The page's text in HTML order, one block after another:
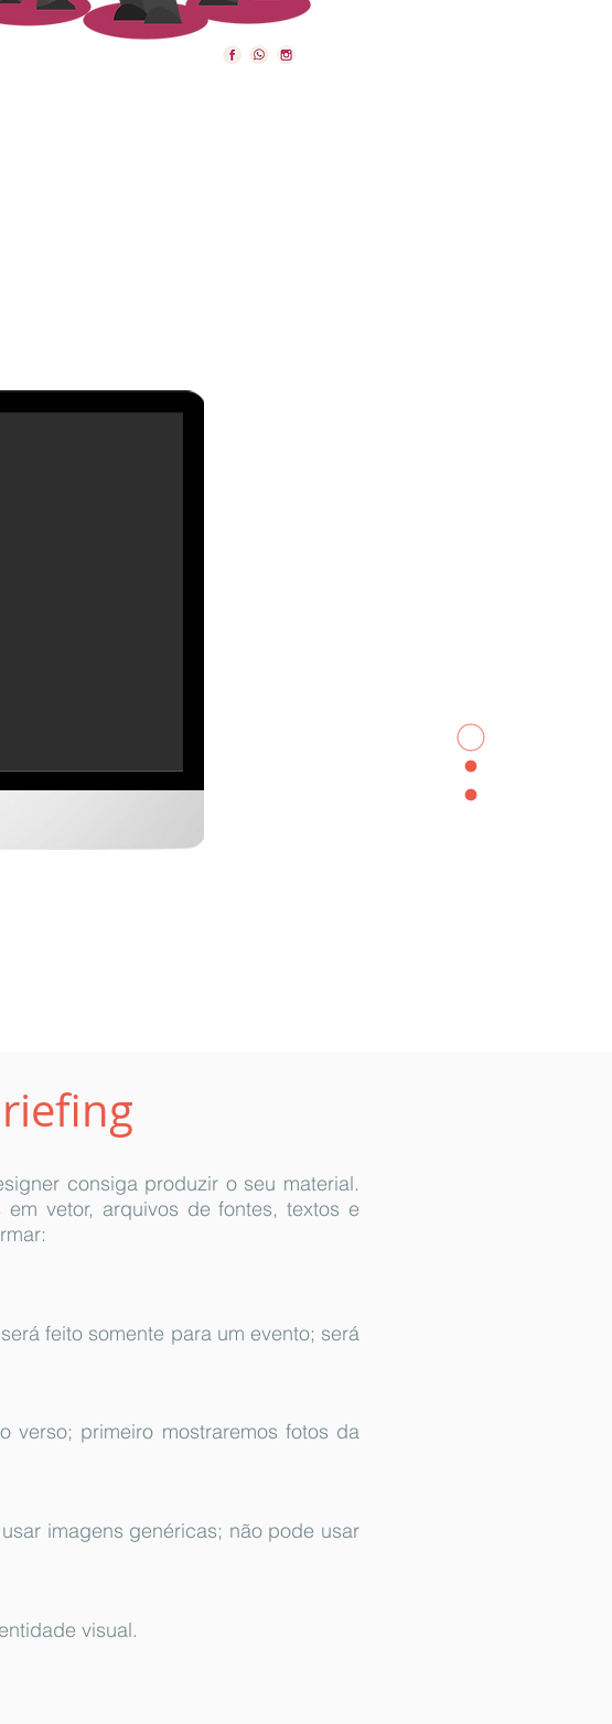
consiga produzir o seu material.
vetor, arquivos de fontes, textos e
feito somente para um evento; será
verso; primeiro mostraremos fotos da
imagens genéricas; não pode usar
visual.